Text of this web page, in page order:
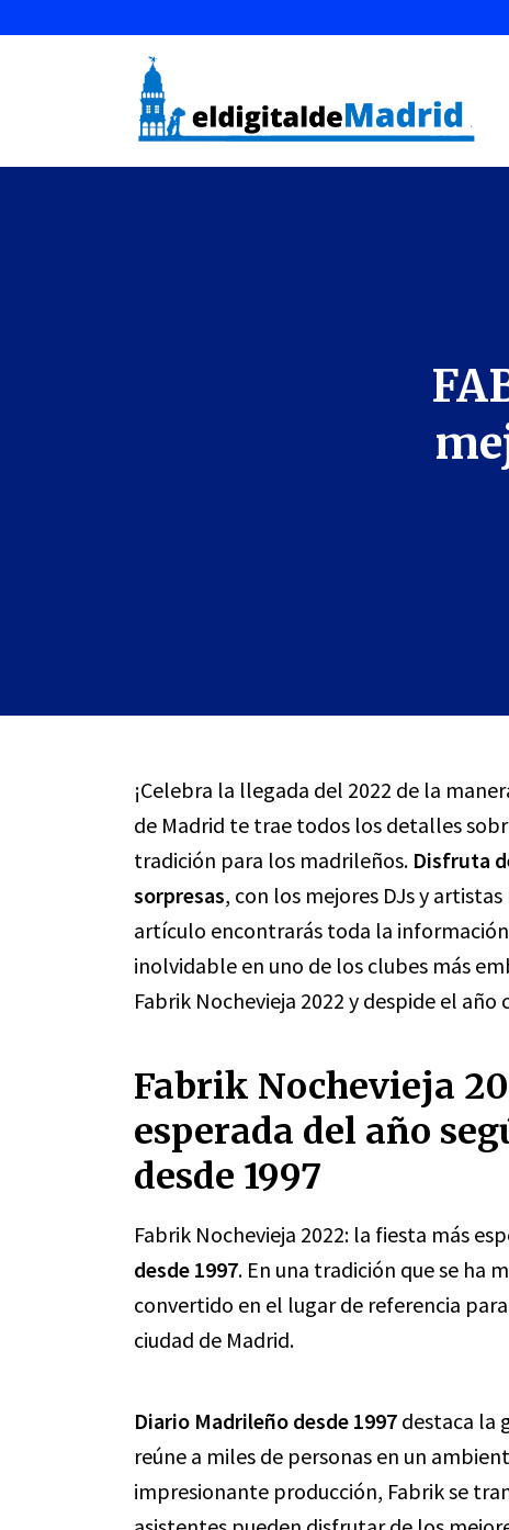
¡Celebra la llegada del 2022 de la
de Madrid te trae todos los detalles
tradición para los madrileños. Disfruta
sorpresas, con los mejores DJs y
artículo encontrarás toda la
inolvidable en uno de los clubes más
Fabrik Nochevieja 2022 y despide el año
Fabrik Nochevieja
esperada del año
desde 1997
Fabrik Nochevieja 2022: la fiesta más
desde 1997. En una tradición que se ha
convertido en el lugar de referencia
ciudad de Madrid.
Diario Madrileño desde 1997 destaca la
reúne a miles de personas en un
impresionante producción, Fabrik se